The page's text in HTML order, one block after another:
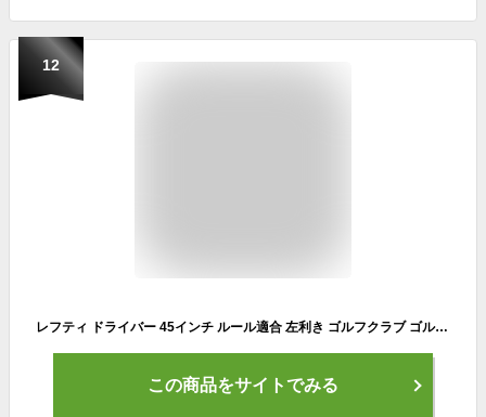
12
レフティ ドライバー 45インチ ルール適合 左利き ゴルフクラブ ゴルフ クラブ マキシマックス リミテッド2 標準カーボンシャフト 仕様 ワークスゴルフ
この商品をサイトでみる